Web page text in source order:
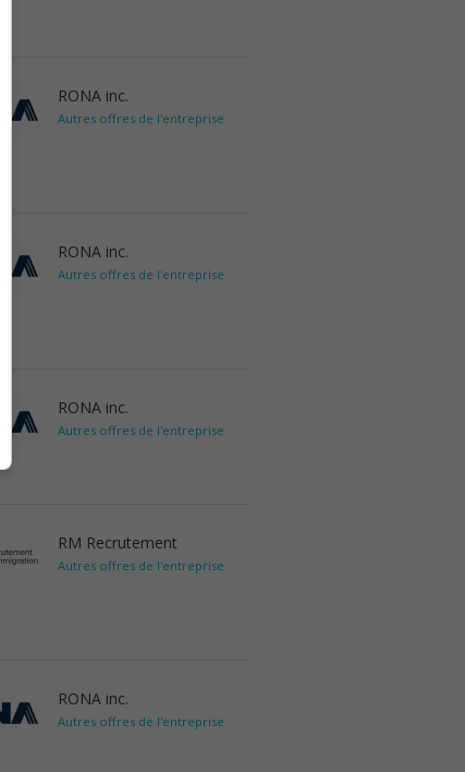
RONA inc.
Autres offres de l'entreprise
RONA inc.
Autres offres de l'entreprise
RONA inc.
Autres offres de l'entreprise
RM Recrutement
Autres offres de l'entreprise
RONA inc.
Autres offres de l'entreprise